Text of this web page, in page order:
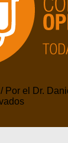
Por el Dr.